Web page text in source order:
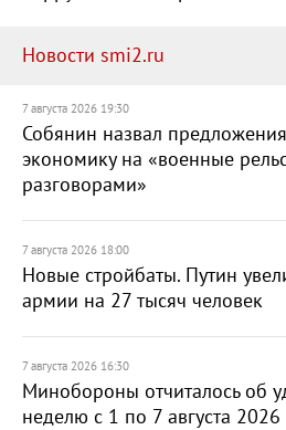
Новости smi2.ru
7 августа 2026 19:30
Собянин назвал
экономику на «военные
разговорами»
7 августа 2026 18:00
Новые стройбаты. Путин
армии на 27 тысяч человек
7 августа 2026 16:30
Минобороны отчиталось об
неделю с 1 по 7 августа 2026